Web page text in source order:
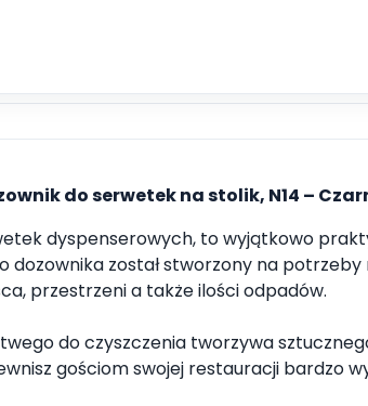
do serwetek na stolik, N14 –
dyspenserowych, to wyjątkowo
dozownika został stworzony na
przestrzeni a także ilości odpadów.
do czyszczenia tworzywa
gościom swojej restauracji bardzo